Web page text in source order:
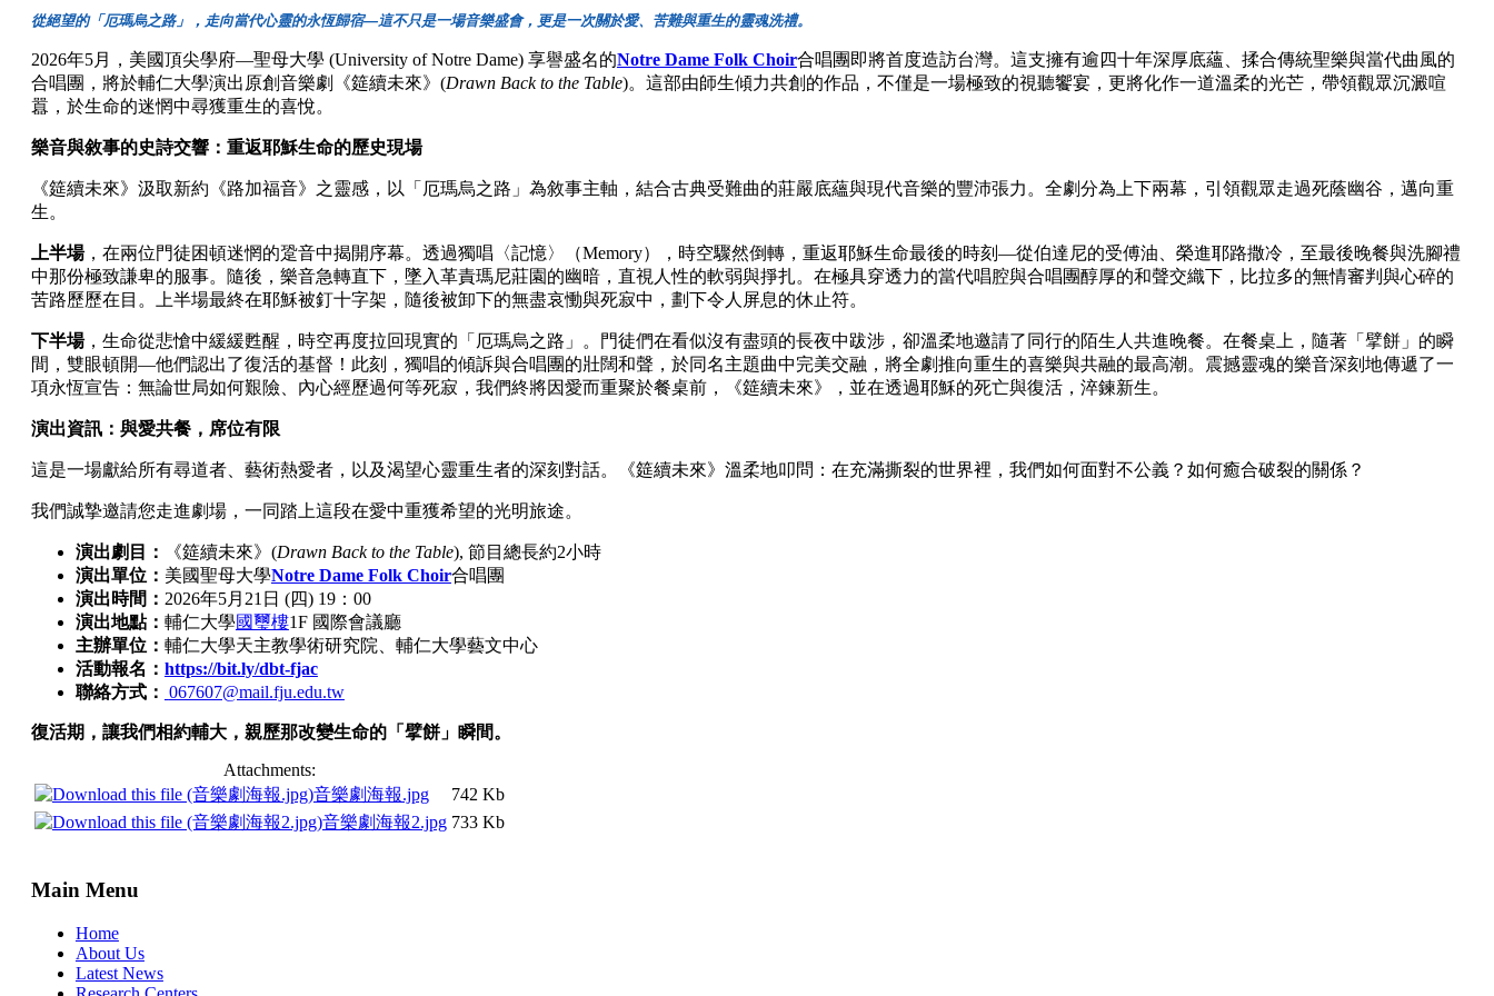
從絕望的「厄瑪烏之路」，走向當代心靈的永恆歸宿—這不只是一場音樂盛會，更是一次關於愛、苦難與重生的靈魂洗禮。
2026年5月，美國頂尖學府—聖母大學(University of Notre Dame) 享譽盛名的Notre Dame Folk Choir合唱團即將首度造訪台灣。這支擁有逾四十年深厚底蘊、揉合傳統聖樂與當代曲風的
合唱團，將於輔仁大學演出原創音樂劇《筵續未來》 (Drawn Back to the Table)。這部由師生傾力共創的作品，不僅是一場極致的視聽饗宴，更將化作一道溫柔的光芒，帶領觀眾沉澱喧
囂，於生命的迷惘中尋獲重生的喜悅。
樂音與敘事的史詩交響：重返耶穌生命的歷史現場
《筵續未來》汲取新約《路加福音》之靈感，以「厄瑪烏之路」為敘事主軸，結合古典受難曲的莊嚴底蘊與現代音樂的豐沛張力。全劇分為上下兩幕，引領觀眾走過死蔭幽谷，邁向重
生。
上半場，在兩位門徒困頓迷惘的跫音中揭開序幕。透過獨唱〈記憶〉（Memory），時空驟然倒轉，重返耶穌生命最後的時刻 —從伯達尼的受傅油、榮進耶路撒冷，至最後晚餐與洗腳禮
中那份極致謙卑的服事。隨後，樂音急轉直下，墜入革責瑪尼莊園的幽暗，直視人性的軟弱與掙扎。在極具穿透力的當代唱腔與合唱團醇厚的和聲交織下，比拉多的無情審判與心碎的
苦路歷歷在目。上半場最終在耶穌被釘十字架，隨後被卸下的無盡哀慟與死寂中，劃下令人屏息的休止符。
下半場，生命從悲愴中緩緩甦醒，時空再度拉回現實的「厄瑪烏之路」。門徒們在看似沒有盡頭的長夜中跋涉，卻溫柔地邀請了同行的陌生人共進晚餐。在餐桌上，隨著「擘餅」的瞬
間，雙眼頓開—他們認出了復活的基督！此刻，獨唱的傾訴與合唱團的壯闊和聲，於同名主題曲中完美交融，將全劇推向重生的喜樂與共融的最高潮。震撼靈魂的樂音深刻地傳遞了一
項永恆宣告：無論世局如何艱險、內心經歷過何等死寂，我們終將因愛而重聚於餐桌前，《筵續未來》，並在透過耶穌的死亡與復活，淬鍊新生。
演出資訊：與愛共餐，席位有限
這是一場獻給所有尋道者、藝術熱愛者，以及渴望心靈重生者的深刻對話。《筵續未來》溫柔地叩問：在充滿撕裂的世界裡，我們如何面對不公義？如何癒合破裂的關係？
我們誠摯邀請您走進劇場，一同踏上這段在愛中重獲希望的光明旅途。
演出劇目： 《筵續未來》 (Drawn Back to the Table), 節目總長約2小時
演出單位： 美國聖母大學Notre Dame Folk Choir合唱團
演出時間： 2026年5月 21 日 (四) 19： 00
演出地點： 輔仁大學國璽樓1F 國際會議廳
主辦單位： 輔仁大學天主教學術研究院、輔仁大學藝文中心
活動報名： https://bit.ly/dbt-fjac
聯絡方式： 067607@mail.fju.edu.tw
復活期，讓我們相約輔大，親歷那改變生命的「擘餅」瞬間。
Attachments:
音樂劇海報.jpg
742 Kb
音樂劇海報2.jpg 733 Kb
Main Menu
Home
About Us
Latest News